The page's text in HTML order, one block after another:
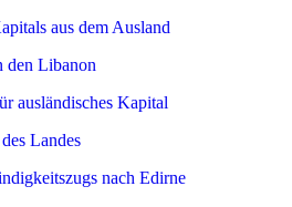
aus dem Ausland
den Libanon
ausländisches Kapital
Landes
nach Edirne